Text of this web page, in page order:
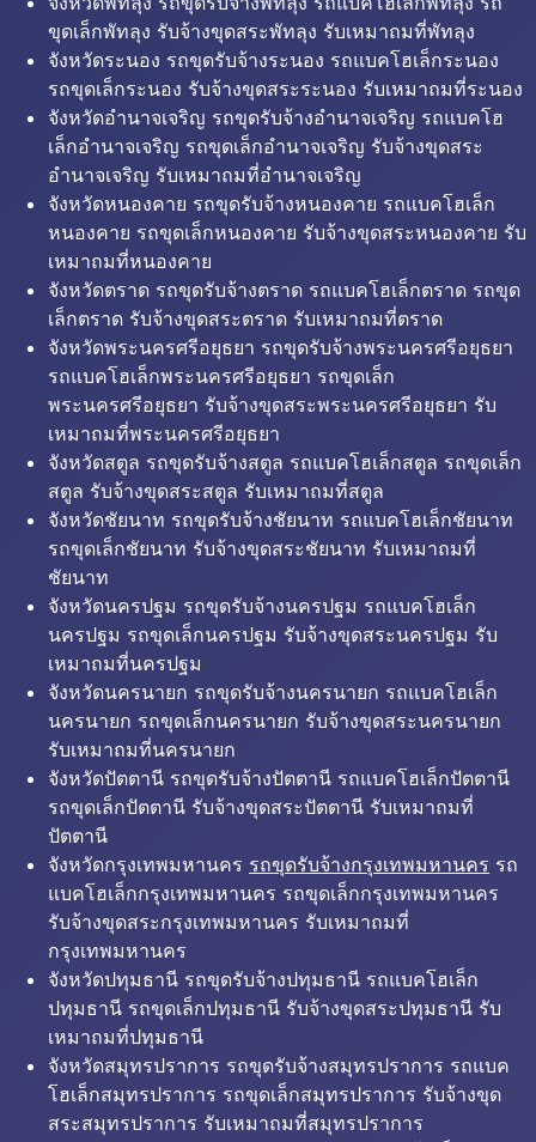
ขุดเล็กพัทลุง รับจ้างขุดสระพัทลุง รับเหมาถมที่พัทลุง
จังหวัดระนอง รถขุดรับจ้างระนอง รถแบคโฮเล็กระนอง
รถขุดเล็กระนอง รับจ้างขุดสระระนอง รับเหมาถมที่ระนอง
จังหวัดอำนาจเจริญ รถขุดรับจ้างอำนาจเจริญ รถแบคโฮ
เล็กอำนาจเจริญ รถขุดเล็กอำนาจเจริญ รับจ้างขุดสระ
อำนาจเจริญ รับเหมาถมที่อำนาจเจริญ
จังหวัดหนองคาย รถขุดรับจ้างหนองคาย รถแบคโฮเล็ก
หนองคาย รถขุดเล็กหนองคาย รับจ้างขุดสระหนองคาย รับ
เหมาถมที่หนองคาย
จังหวัดตราด รถขุดรับจ้างตราด รถแบคโฮเล็กตราด รถขุด
เล็กตราด รับจ้างขุดสระตราด รับเหมาถมที่ตราด
จังหวัดพระนครศรีอยุธยา รถขุดรับจ้างพระนครศรีอยุธยา
รถแบคโฮเล็กพระนครศรีอยุธยา รถขุดเล็ก
พระนครศรีอยุธยา รับจ้างขุดสระพระนครศรีอยุธยา รับ
เหมาถมที่พระนครศรีอยุธยา
จังหวัดสตูล รถขุดรับจ้างสตูล รถแบคโฮเล็กสตูล รถขุดเล็ก
สตูล รับจ้างขุดสระสตูล รับเหมาถมที่สตูล
จังหวัดชัยนาท รถขุดรับจ้างชัยนาท รถแบคโฮเล็กชัยนาท
รถขุดเล็กชัยนาท รับจ้างขุดสระชัยนาท รับเหมาถมที่
ชัยนาท
จังหวัดนครปฐม รถขุดรับจ้างนครปฐม รถแบคโฮเล็ก
นครปฐม รถขุดเล็กนครปฐม รับจ้างขุดสระนครปฐม รับ
เหมาถมที่นครปฐม
จังหวัดนครนายก รถขุดรับจ้างนครนายก รถแบคโฮเล็ก
นครนายก รถขุดเล็กนครนายก รับจ้างขุดสระนครนายก
รับเหมาถมที่นครนายก
จังหวัดปัตตานี รถขุดรับจ้างปัตตานี รถแบคโฮเล็กปัตตานี
รถขุดเล็กปัตตานี รับจ้างขุดสระปัตตานี รับเหมาถมที่
ปัตตานี
จังหวัดกรุงเทพมหานคร รถขุดรับจ้างกรุงเทพมหานคร รถ
แบคโฮเล็กกรุงเทพมหานคร รถขุดเล็กกรุงเทพมหานคร
รับจ้างขุดสระกรุงเทพมหานคร รับเหมาถมที่
กรุงเทพมหานคร
จังหวัดปทุมธานี รถขุดรับจ้างปทุมธานี รถแบคโฮเล็ก
ปทุมธานี รถขุดเล็กปทุมธานี รับจ้างขุดสระปทุมธานี รับ
เหมาถมที่ปทุมธานี
จังหวัดสมุทรปราการ รถขุดรับจ้างสมุทรปราการ รถแบค
โฮเล็กสมุทรปราการ รถขุดเล็กสมุทรปราการ รับจ้างขุด
สระสมุทรปราการ รับเหมาถมที่สมุทรปราการ